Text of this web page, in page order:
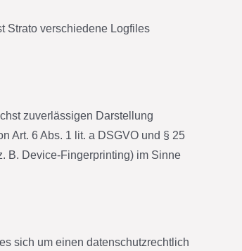
Strato verschiedene Logfiles
zuverlässigen Darstellung
Art. 6 Abs. 1 lit. a DSGVO und § 25
B. Device-Fingerprinting) im Sinne
sich um einen datenschutzrechtlich